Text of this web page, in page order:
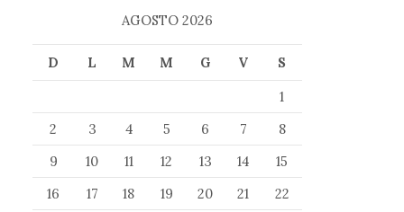
AGOSTO 2026
D L M M G V
S
1
2
3 4 5 6 7
8
9
10 11 12 13 14
15
16
17 18 19 20 21
22